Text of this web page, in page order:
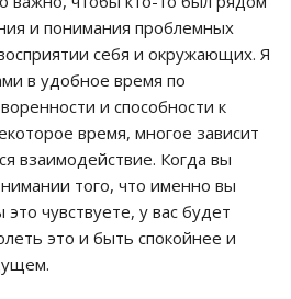
и понимания проблемных
себя и окружающих. Я
в удобное время по
и способности к
время, многое зависит
взаимодействие. Когда вы
того, что именно вы
чувствуете, у вас будет
это и быть спокойнее и